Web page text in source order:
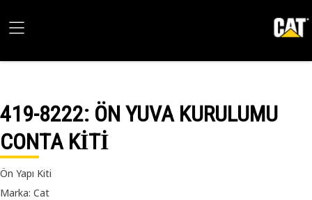
419-8222: ÖN YUVA KURULUMU
CONTA KİTİ
Ön Yapı Kiti
Marka: Cat